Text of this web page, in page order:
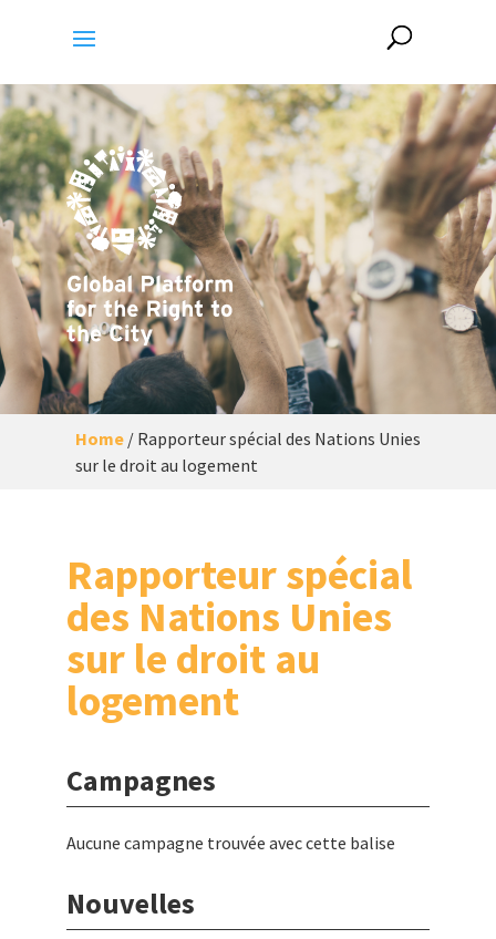
Home/ Rapporteur spécial des Nations Unies
sur le droit au logement
Rapporteur spécial
des Nations Unies
sur le droit au
logement
Campagnes
Aucune campagne trouvée avec cette balise
Nouvelles